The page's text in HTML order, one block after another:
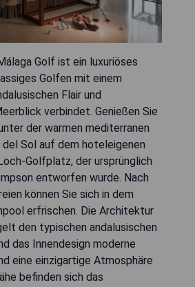
Golf ist ein luxuriöses
Golfen mit einem
Flair und
verbindet. Genießen Sie
der warmen mediterranen
Sol auf dem hoteleigenen
Golfplatz, der ursprünglich
entworfen wurde. Nach
können Sie sich in dem
erfrischen. Die Architektur
den typischen andalusischen
das Innendesign moderne
eine einzigartige Atmosphäre
befinden sich das